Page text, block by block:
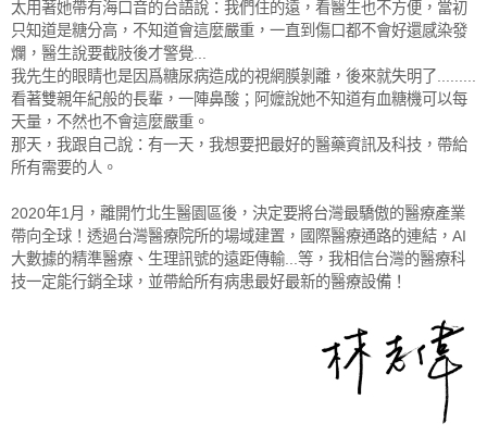
太用著她帶有海口音的台語說：我們住的遠，看醫生也不方便，當初
只知道是糖分高，不知道會這麼嚴重，一直到傷口都不會好還感染發
爛，醫生說要截肢後才警覺...
我先生的眼睛也是因爲糖尿病造成的視網膜剝離，後來就失明了.........
看著雙親年紀般的長輩，一陣鼻酸；阿嬤說她不知道有血糖機可以每
天量，不然也不會這麼嚴重。
那天，我跟自己說：有一天，我想要把最好的醫藥資訊及科技，帶給
所有需要的人。
2020年1月，離開竹北生醫園區後，決定要將台灣最驕傲的醫療產業
帶向全球！透過台灣醫療院所的場域建置，國際醫療通路的連結，AI
大數據的精準醫療、生理訊號的遠距傳輸...等，我相信台灣的醫療科
技一定能行銷全球，並帶給所有病患最好最新的醫療設備！